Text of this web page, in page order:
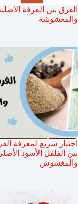
الفرق بين القرفة
والمغشوشة
اختبار سريع لمعرفة
بين الفلفل الأسود
والمغشوش